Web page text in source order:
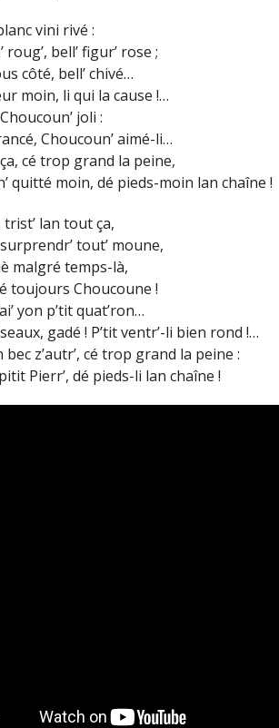
vini rivé :
roug’, bell’ figur’ rose ;
côté, bell’ chivé…
moin, li qui la cause !…
joli :
Choucoun’ aimé-li…
cé trop grand la peine,
quitté moin, dé pieds-moin lan chaîne !
trist’ lan tout ça,
tout’ moune,
malgré temps-là,
toujours Choucoune !
yon p’tit quat’ron…
gadé ! P’tit ventr’-li bien rond !…
bec z’autr’, cé trop grand la peine :
Pierr’, dé pieds-li lan chaîne !